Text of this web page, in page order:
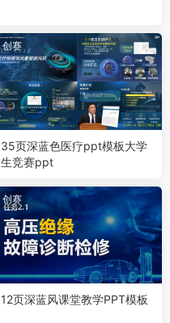
创赛
35页深蓝色医疗ppt模板大学
生竞赛ppt
创赛
12页深蓝风课堂教学PPT模板